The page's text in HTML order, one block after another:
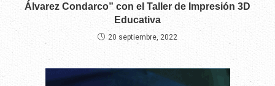
Álvarez Condarco” con el Taller de Impresión 3D
Educativa
20 septiembre, 2022